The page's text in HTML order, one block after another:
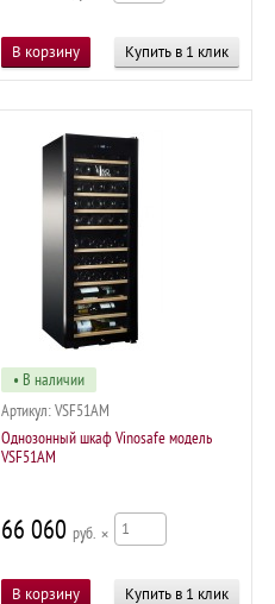
Купить в 1 клик
• В наличии
Артикул: VSF51AM
Однозонный шкаф Vinosafe модель
VSF51AM
66 060 р ×
Купить в 1 клик